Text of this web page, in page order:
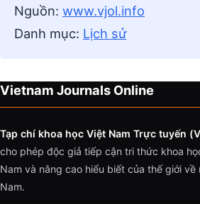
Nguồn: www.vjol.info
Danh mục: Lịch sử
Vietnam Journals Online
Tạp chí khoa học Việt Nam Trực tuyến
cho phép độc giả tiếp cận tri thức khoa
Nam và nâng cao hiểu biết của thế giới
Nam.